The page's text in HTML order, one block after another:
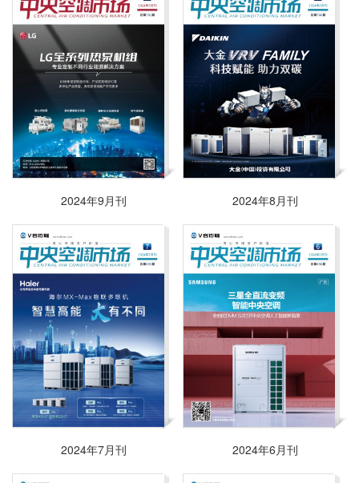
2024年9月刊 2024年8月刊
2024年7月刊 2024年6月刊